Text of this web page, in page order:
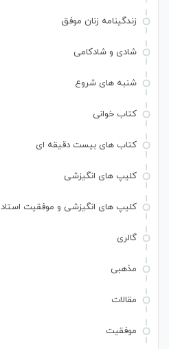
زندگینامه زنان موفق
شادی و شادکامی
شنبه های شروع
کتاب خوانی
کتاب های بیست دقیقه ای
کلیپ های انگیزشی
کلیپ های انگیزشی و موفقیت استاد
گالری
مذهبی
مقالات
موفقیت